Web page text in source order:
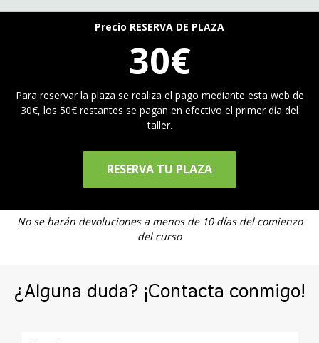
Precio RESERVA DE PLAZA
30€
Para reservar la plaza se realiza el pago mediante esta web de
30€, los 50€ restantes se pagan en efectivo el primer día del
taller.
RESERVA TU PLAZA
No se harán devoluciones a menos de 10 días del comienzo
del curso
¿Alguna duda? ¡Contacta conmigo!